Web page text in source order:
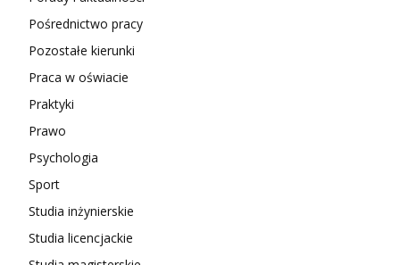
Pośrednictwo pracy
Pozostałe kierunki
Praca w oświacie
Praktyki
Prawo
Psychologia
Sport
Studia inżynierskie
Studia licencjackie